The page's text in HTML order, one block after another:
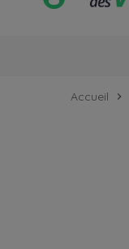
Accueil chevron_right